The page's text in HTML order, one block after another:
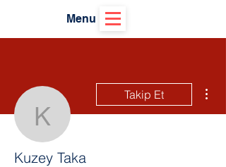
Menu
Kuzey Taka
Takip Et
Kuzey Taka